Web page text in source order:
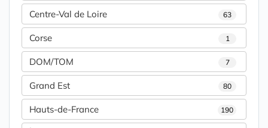
Centre-Val de Loire 63
Corse 1
DOM/TOM 7
Grand Est 80
Hauts-de-France 190